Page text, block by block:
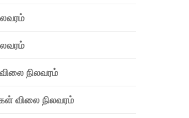
நிலவரம்
விலை நிலவரம்